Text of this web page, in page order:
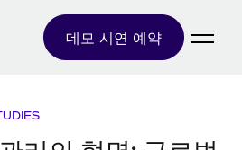
데모 시연 예약